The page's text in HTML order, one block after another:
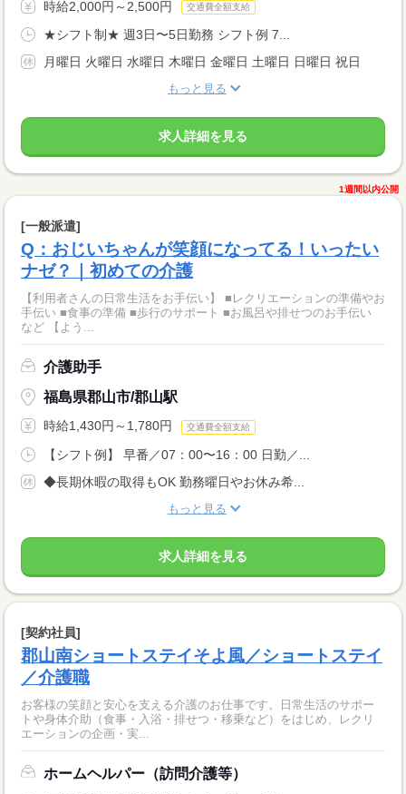
時給2,000円～2,500円 交通費全額支給
★シフト制★ 週3日〜5日勤務 シフト例 7...
月曜日 火曜日 水曜日 木曜日 金曜日 土曜日 日曜日 祝日
もっと見る
求人詳細を見る
1週間以内公開
[一般派遣]
Q：おじいちゃんが笑顔になってる！いったい
ナゼ？｜初めての介護
【利用者さんの日常生活をお手伝い】 ■レクリエーションの準備やお
手伝い ■食事の準備 ■歩行のサポート ■お風呂や排せつのお手伝い
など 【よう...
介護助手
福島県郡山市/郡山駅
時給1,430円～1,780円 交通費全額支給
【シフト例】 早番／07：00〜16：00 日勤／...
◆長期休暇の取得もOK 勤務曜日やお休み希...
もっと見る
求人詳細を見る
[契約社員]
郡山南ショートステイそよ風／ショートステイ
／介護職
お客様の笑顔と安心を支える介護のお仕事です。日常生活のサポー
トや身体介助（食事・入浴・排せつ・移乗など）をはじめ、レクリ
エーションの企画・実...
ホームヘルパー（訪問介護等）